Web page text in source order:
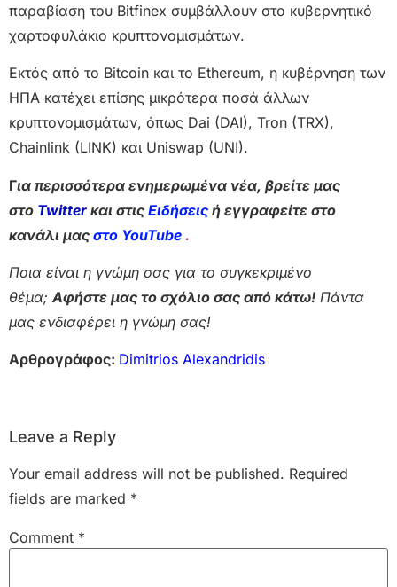
παραβίαση του Bitfinex συμβάλλουν στο κυβερνητικό
χαρτοφυλάκιο κρυπτονομισμάτων.
Εκτός από το Bitcoin και το Ethereum, η κυβέρνηση των
ΗΠΑ κατέχει επίσης μικρότερα ποσά άλλων
κρυπτονομισμάτων, όπως Dai (DAI), Tron (TRX),
Chainlink (LINK) και Uniswap (UNI).
Για περισσότερα ενημερωμένα νέα, βρείτε μας
στο Twitter και στις Ειδήσεις ή εγγραφείτε στο
κανάλι μας στο YouTube .
Ποια είναι η γνώμη σας για το συγκεκριμένο
θέμα; Αφήστε μας το σχόλιο σας από κάτω! Πάντα
μας ενδιαφέρει η γνώμη σας!
Αρθρογράφος: Dimitrios Alexandridis
Leave a Reply
Your email address will not be published. Required
fields are marked *
Comment *